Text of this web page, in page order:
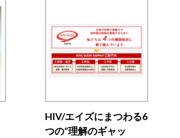
HIV/エイズにまつわる6
つの“理解のギャッ